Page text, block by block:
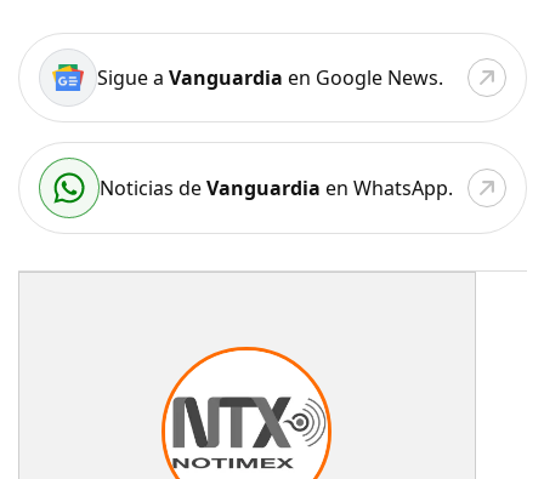
Sigue a Vanguardia en Google News.
Noticias deVanguardia en WhatsApp.